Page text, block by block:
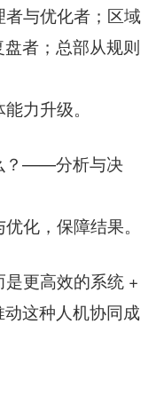
与优化者；区域
者；总部从规则
力升级。
？——分析与决
化，保障结果。
更高效的系统 +
这种人机协同成